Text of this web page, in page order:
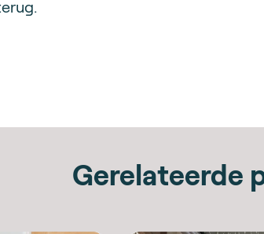
Gerelateerde